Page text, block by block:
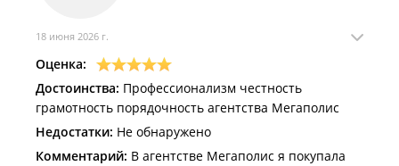
18 июня 2026 г.
Оценка:
Достоинства: Профессионализм честность
грамотность порядочность агентства Мегаполис
Недостатки: Не обнаружено
Комментарий: В агентстве Мегаполис я покупала